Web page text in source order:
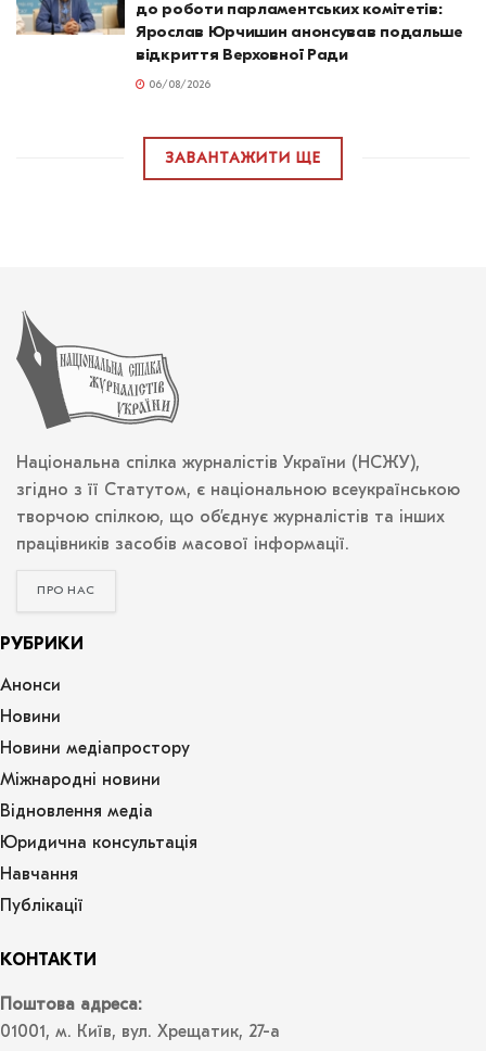
до роботи парламентських комітетів:
Ярослав Юрчишин анонсував подальше
відкриття Верховної Ради
06/08/2026
ЗАВАНТАЖИТИ ЩЕ
Національна спілка журналістів України (НСЖУ),
згідно з її Статутом, є національною всеукраїнською
творчою спілкою, що об’єднує журналістів та інших
працівників засобів масової інформації.
ПРО НАС
РУБРИКИ
Анонси
Новини
Новини медіапростору
Міжнародні новини
Відновлення медіа
Юридична консультація
Навчання
Публікації
КОНТАКТИ
Поштова адреса:
01001, м. Київ, вул. Хрещатик, 27-а